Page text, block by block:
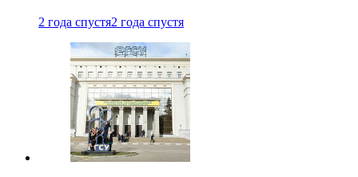
2 года спустя2 года спустя